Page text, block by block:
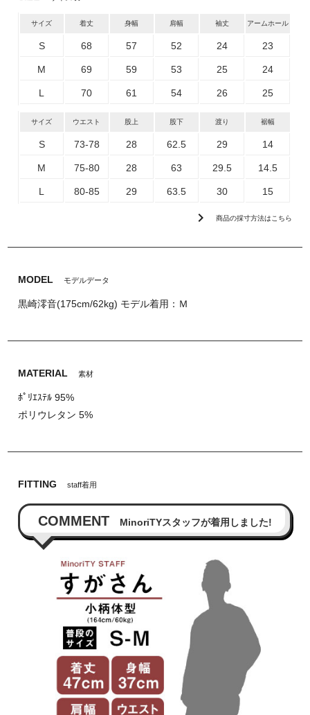
サイズ 着丈 身幅 肩幅 袖丈 アームホール
S 68 57 52 24 23
M 69 59 53 25 24
L 70 61 54 26 25
サイズ ウエスト 股上 股下 渡り 裾幅
S 73-78 28 62.5 29 14
M 75-80 28 63 29.5 14.5
L 80-85 29 63.5 30 15
chevron_right 商品の採寸方法はこちら
MODEL モデルデータ
黒崎澪音(175cm/62kg) モデル着用：Ｍ
MATERIAL 素材
ﾎﾟﾘｴｽﾃﾙ 95%
ポリウレタン 5%
FITTING staff着用
COMMENT MinoriTYスタッフが着用しました!